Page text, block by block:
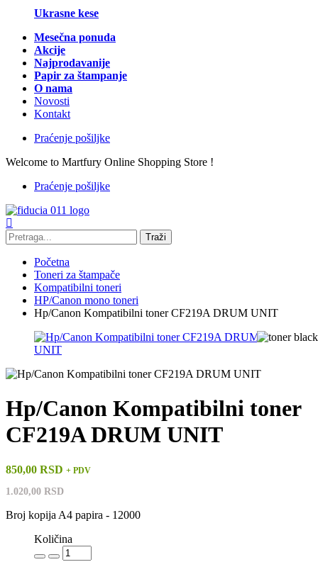
Ukrasne kese
Mesečna ponuda
Akcije
Najprodavanije
Papir za štampanje
O nama
Novosti
Kontakt
Praćenje pošiljke
Welcome to Martfury Online Shopping Store !
Praćenje pošiljke
Traži
Početna
Toneri za štampače
Kompatibilni toneri
HP/Canon mono toneri
Hp/Canon Kompatibilni toner CF219A DRUM UNIT
Hp/Canon Kompatibilni toner
CF219A DRUM UNIT
850,00 RSD + PDV
1.020,00 RSD
Broj kopija A4 papira - 12000
Količina